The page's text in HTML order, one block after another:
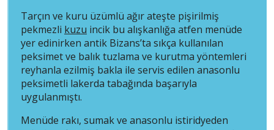
Tarçın ve kuru üzümlü ağır ateşte pişirilmiş
pekmezli kuzu incik bu alışkanlığa atfen menüde
yer edinirken antik Bizans’ta sıkça kullanılan
peksimet ve balık tuzlama ve kurutma yöntemleri
reyhanla ezilmiş bakla ile servis edilen anasonlu
peksimetli lakerda tabağında başarıyla
uygulanmıştı.
Menüde rakı, sumak ve anasonlu istiridyeden